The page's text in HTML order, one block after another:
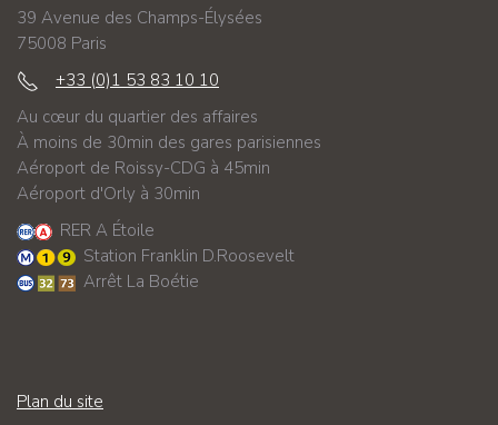
39 Avenue des Champs-Élysées
75008 Paris
+33 (0)1 53 83 10 10
Au cœur du quartier des affaires
À moins de 30min des gares parisiennes
Aéroport de Roissy-CDG à 45min
Aéroport d'Orly à 30min
RER A Étoile
Station Franklin D.Roosevelt
Arrêt La Boétie
Plan du site